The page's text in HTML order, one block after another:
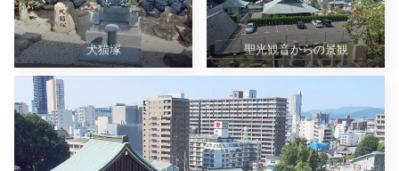
犬猫塚 聖光観音からの景観